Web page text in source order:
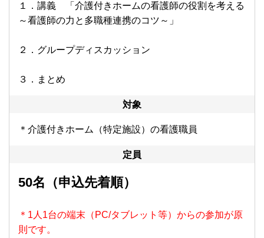
１．講義 「介護付きホームの看護師の役割を考える
～看護師の力と多職種連携のコツ～」
２．グループディスカッション
３．まとめ
対象
＊介護付きホーム（特定施設）の看護職員
定員
50名（申込先着順）
＊1人1台の端末（PC/タブレット等）からの参加が原
則です。